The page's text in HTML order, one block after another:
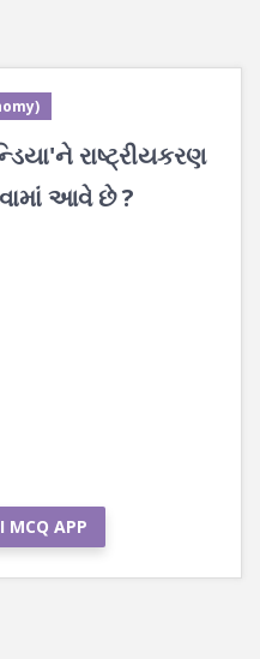
રાષ્ટ્રીયકરણ
આવે છે ?
MCQ APP